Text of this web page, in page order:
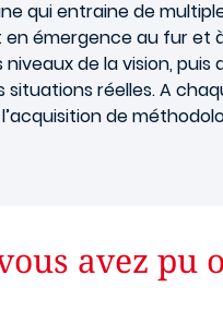
qui entraine de
émergence au fur
de la vision,
réelles. A
de
avez pu